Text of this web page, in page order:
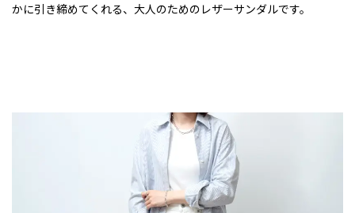
かに引き締めてくれる、大人のためのレザーサンダルです。